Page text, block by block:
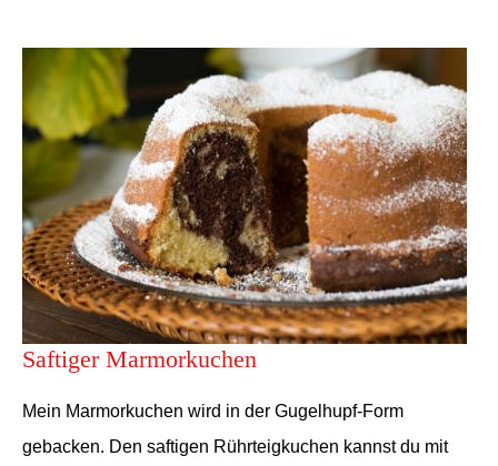
Saftiger Marmorkuchen
Mein Marmorkuchen wird in der Gugelhupf-Form
gebacken. Den saftigen Rührteigkuchen kannst du mit